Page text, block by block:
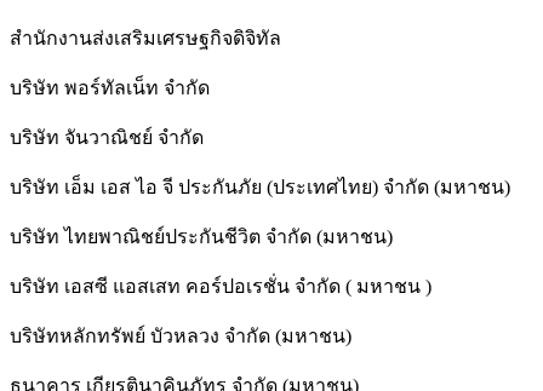
สํานักงานส่งเสริมเศรษฐกิจดิจิทัล
บริษัท พอร์ทัลเน็ท จำกัด
บริษัท จันวาณิชย์ จำกัด
บริษัท เอ็ม เอส ไอ จี ประกันภัย (ประเทศไทย) จำกัด (มหาชน)
บริษัท ไทยพาณิชย์ประกันชีวิต จำกัด (มหาชน)
บริษัท เอสซี แอสเสท คอร์ปอเรชั่น จำกัด ( มหาชน )
บริษัทหลักทรัพย์ บัวหลวง จำกัด (มหาชน)
ธนาคาร เกียรตินาคินภัทร จำกัด (มหาชน)